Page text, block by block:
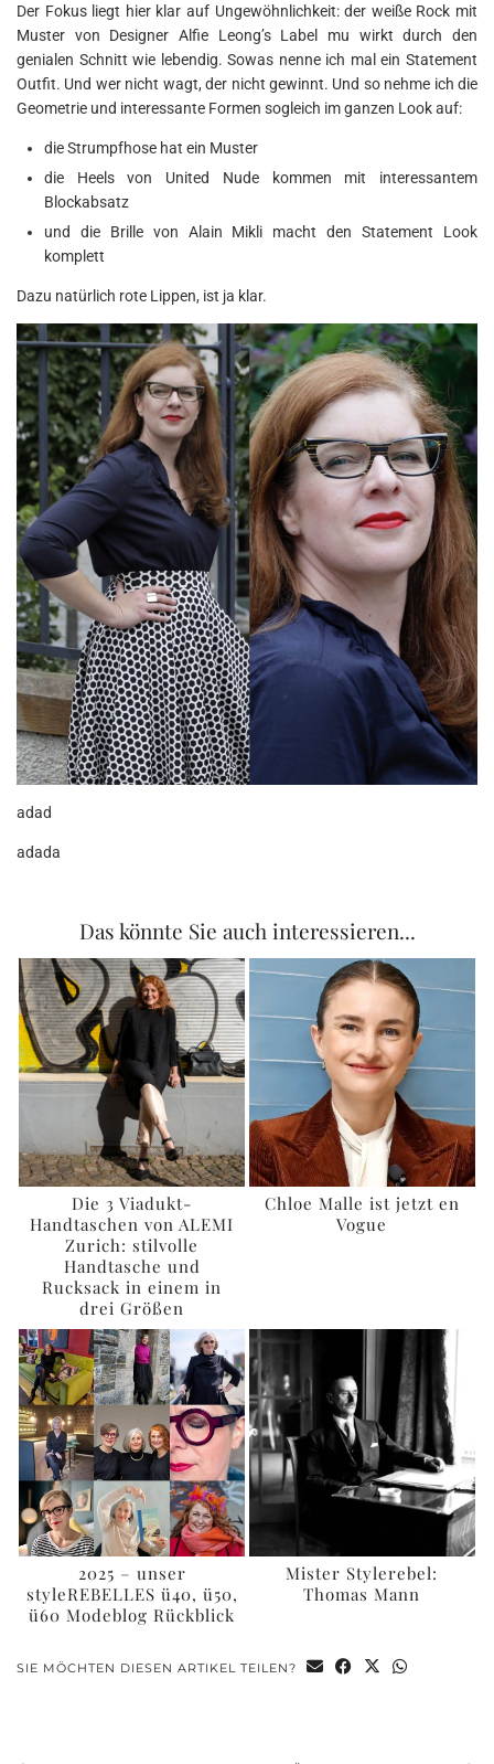
Der Fokus liegt hier klar auf Ungewöhnlichkeit: der weiße Rock mit
Muster von Designer Alfie Leong’s Label mu wirkt durch den
genialen Schnitt wie lebendig. Sowas nenne ich mal ein Statement
Outfit. Und wer nicht wagt, der nicht gewinnt. Und so nehme ich die
Geometrie und interessante Formen sogleich im ganzen Look auf:
die Strumpfhose hat ein Muster
die Heels von United Nude kommen mit interessantem
Blockabsatz
und die Brille von Alain Mikli macht den Statement Look
komplett
Dazu natürlich rote Lippen, ist ja klar.
adad
adada
Das könnte Sie auch interessieren...
Die 3 Viadukt-
Handtaschen von ALEMI
Zurich: stilvolle
Handtasche und
Rucksack in einem in
drei Größen
Chloe Malle ist jetzt en
Vogue
2025 – unser
styleREBELLES ü40, ü50,
ü60 Modeblog Rückblick
Mister Stylerebel:
Thomas Mann
SIE MÖCHTEN DIESEN ARTIKEL TEILEN?